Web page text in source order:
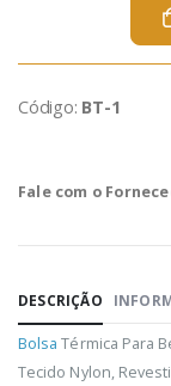
Código: BT-1
Fale com o
DESCRIÇÃO
Bolsa Térmica Para
Tecido Nylon,